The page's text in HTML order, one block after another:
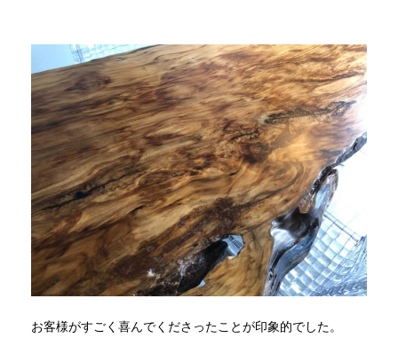
お客様がすごく喜んでくださったことが印象的でした。